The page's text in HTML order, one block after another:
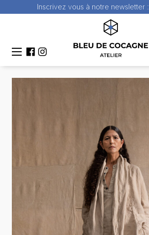
Inscrivez vous à notre newsletter :